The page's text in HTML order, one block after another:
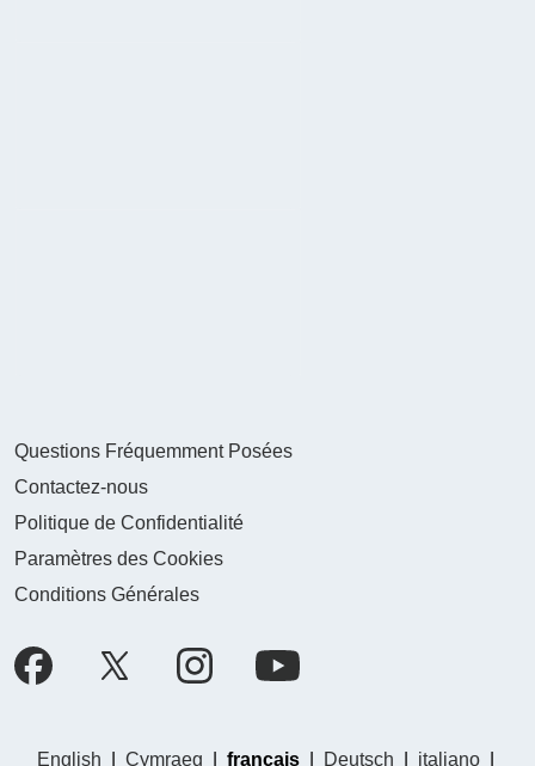
Questions Fréquemment Posées
Contactez-nous
Politique de Confidentialité
Paramètres des Cookies
Conditions Générales
English Cymraeg français| Deutsch italiano|